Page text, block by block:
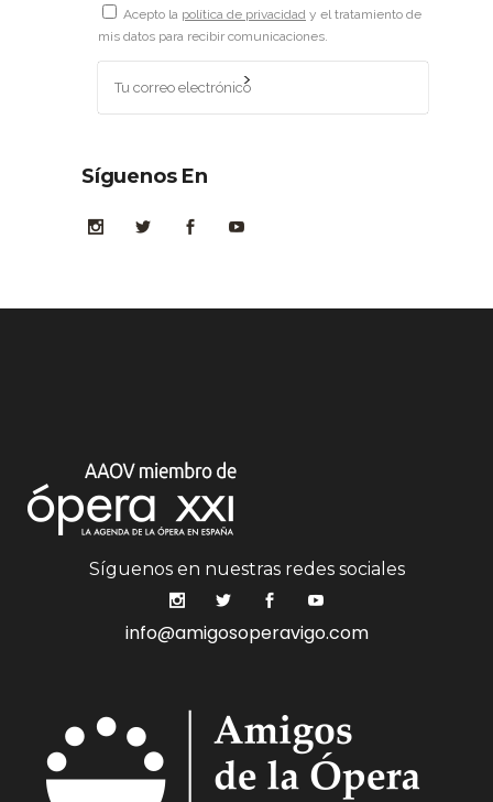
Acepto la política de privacidad y el tratamiento de
mis datos para recibir comunicaciones.
Síguenos En
Síguenos en nuestras redes sociales
info@amigosoperavigo.com